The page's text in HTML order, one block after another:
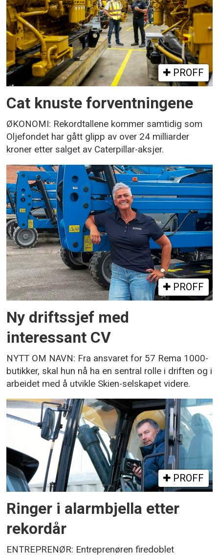
PROFF
Cat knuste forventningene
ØKONOMI: Rekordtallene kommer samtidig som
Oljefondet har gått glipp av over 24 milliarder
kroner etter salget av Caterpillar-aksjer.
PROFF
Ny driftssjef med
interessant CV
NYTT OM NAVN: Fra ansvaret for 57 Rema 1000-
butikker, skal hun nå ha en sentral rolle i driften og i
arbeidet med å utvikle Skien-selskapet videre.
PROFF
Ringer i alarmbjella etter
rekordår
ENTREPRENØR: Entreprenøren firedoblet